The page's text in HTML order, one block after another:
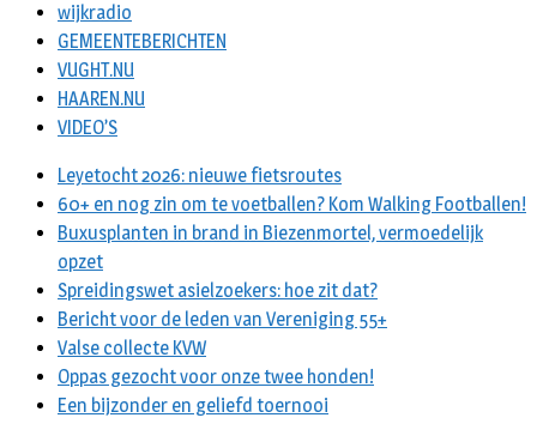
wijkradio
GEMEENTEBERICHTEN
VUGHT.NU
HAAREN.NU
VIDEO’S
Leyetocht 2026: nieuwe fietsroutes
60+ en nog zin om te voetballen? Kom Walking Footballen!
Buxusplanten in brand in Biezenmortel, vermoedelijk
opzet
Spreidingswet asielzoekers: hoe zit dat?
Bericht voor de leden van Vereniging 55+
Valse collecte KVW
Oppas gezocht voor onze twee honden!
Een bijzonder en geliefd toernooi